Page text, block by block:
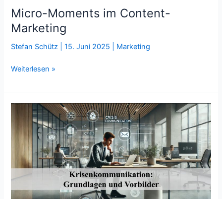
Micro-Moments im Content-
Marketing
Stefan Schütz |15. Juni 2025 Marketing
Micro-
im
Content-
Marketing
Weiterlesen »